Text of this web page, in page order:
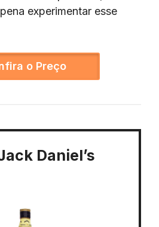
experimentar esse
o Preço
Daniel’s